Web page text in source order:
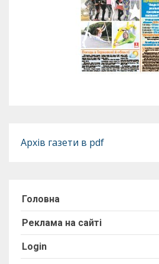
Архів газети в pdf
Головна
Реклама на сайті
Login